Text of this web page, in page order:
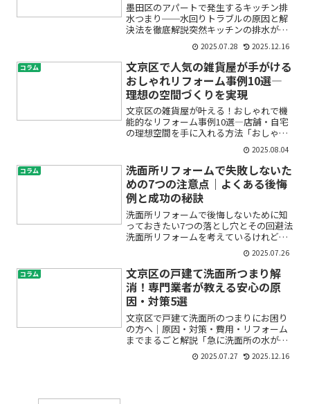
墨田区のアパートで発生するキッチン排
水つまり──水回りトラブルの原因と解
決法を徹底解説突然キッチンの排水が流
れなくなったり、水が逆流してしまった
経験はありませんか？特に墨田区のアパ
ートにお住まいの方や、アパート経営を
されているオーナー様にと...
2025.07.28 2025.12.16
コラム
文京区で人気の雑貨屋が手がける
おしゃれリフォーム事例10選―
理想の空間づくりを実現
文京区の雑貨屋が叶える！おしゃれで機
能的なリフォーム事例10選―店舗・自宅
の理想空間を手に入れる方法「おしゃれ
な雑貨屋の雰囲気に憧れる」「雑貨屋リ
フォームをしたいけれど、どんなデザイ
ンが良いかわからない」「文京区で信頼
できる店舗改装会社を探...
2025.08.04
コラム
洗面所リフォームで失敗しないた
めの7つの注意点｜よくある後悔
例と成功の秘訣
洗面所リフォームで後悔しないために知
っておきたい7つの落とし穴とその回避法
洗面所リフォームを考えているけれど
「本当に満足できる仕上がりになるのか
な」「後からトラブルや後悔が出てきた
らどうしよう」と不安に感じていません
か？実際にリフォーム経験...
2025.07.26
コラム
文京区の戸建て洗面所つまり解
消！専門業者が教える安心の原
因・対策5選
文京区で戸建て洗面所のつまりにお困り
の方へ｜原因・対策・費用・リフォーム
までまるごと解説「急に洗面所の水が流
れなくなった」「最近、排水の流れが悪
い気がする」「自分で直せるのか不
2025.07.27 2025.12.16